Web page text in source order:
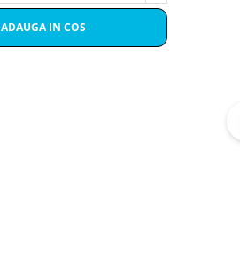
ADAUGA IN COS